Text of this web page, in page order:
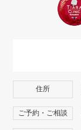
住所
ご予約・ご相談